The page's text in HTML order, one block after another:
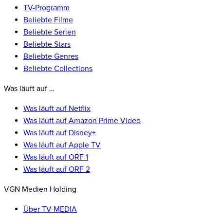
TV-Programm
Beliebte Filme
Beliebte Serien
Beliebte Stars
Beliebte Genres
Beliebte Collections
Was läuft auf …
Was läuft auf Netflix
Was läuft auf Amazon Prime Video
Was läuft auf Disney+
Was läuft auf Apple TV
Was läuft auf ORF 1
Was läuft auf ORF 2
VGN Medien Holding
Über TV-MEDIA